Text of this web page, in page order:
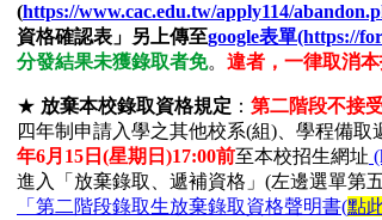
(https://www.cac.edu.tw/apply114/
資格確認表」 另 上傳至google表單(https://
分發結果未獲錄取者免。 違者，一律取消
★ 放棄本校錄取資格規定 ： 第二階段不接
四年制申請入學之其他校系(組)、學程備
年6月15日(星期日)17:00前至本校招生網址
進入「放棄錄取、遞補資格」(左邊選單第
「第二階段錄取生放棄錄取資格聲明書(點